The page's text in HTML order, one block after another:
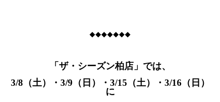
◆◆◆◆◆◆◆
「ザ・シーズン柏店」では、
3/8（土）・3/9（日）・3/15（土）・3/16（日）
に